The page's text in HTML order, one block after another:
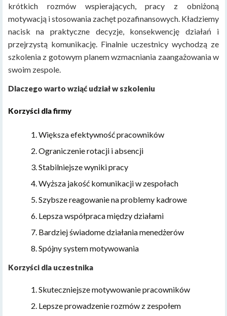
krótkich rozmów wspierających, pracy z obniżoną
motywacją i stosowania zachęt pozafinansowych. Kładziemy
nacisk na praktyczne decyzje, konsekwencję działań i
przejrzystą komunikację. Finalnie uczestnicy wychodzą ze
szkolenia z gotowym planem wzmacniania zaangażowania w
swoim zespole.
Dlaczego warto wziąć udział w szkoleniu
Korzyści dla firmy
Większa efektywność pracowników
Ograniczenie rotacji i absencji
Stabilniejsze wyniki pracy
Wyższa jakość komunikacji w zespołach
Szybsze reagowanie na problemy kadrowe
Lepsza współpraca między działami
Bardziej świadome działania menedżerów
Spójny system motywowania
Korzyści dla uczestnika
Skuteczniejsze motywowanie pracowników
Lepsze prowadzenie rozmów z zespołem